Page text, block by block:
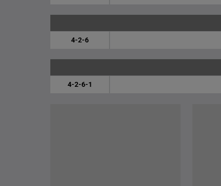
4-2-6
4-2-6-1